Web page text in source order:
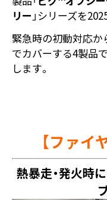
リー 」シリーズを
緊急時の初動対応か
でカバーする4製品
します。
【ファイ
熱暴走・発火時